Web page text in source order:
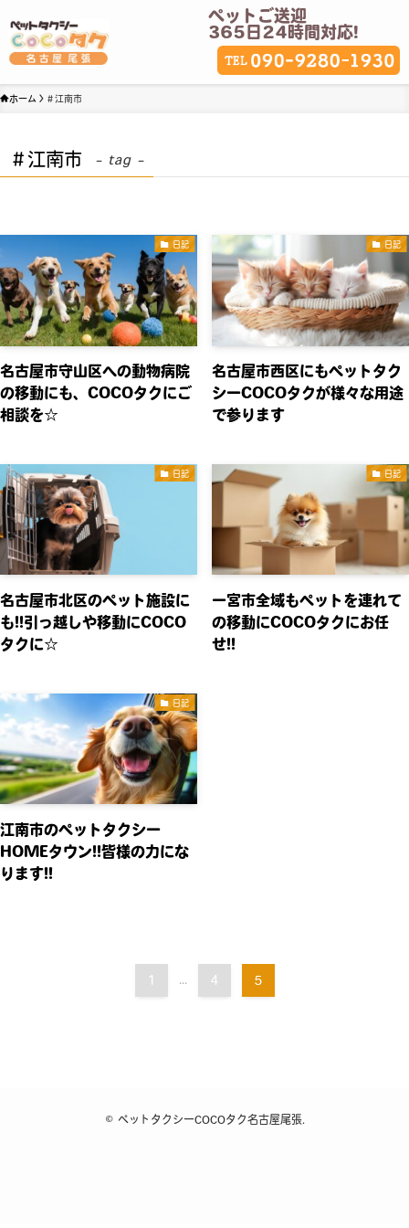
ペットご送迎
365日24時間対応!
ホーム ＃江南市
＃江南市 – tag –
日記
名古屋市守山区への動物病院
の移動にも、COCOタクにご
相談を☆
日記
名古屋市西区にもペットタク
シーCOCOタクが様々な用途
で参ります
日記
名古屋市北区のペット施設に
も!!引っ越しや移動にCOCO
タクに☆
日記
一宮市全域もペットを連れて
の移動にCOCOタクにお任
せ!!
日記
江南市のペットタクシー
HOMEタウン!!皆様の力にな
ります!!
1 ... 4 5
©ペットタクシーCOCOタク名古屋尾張.